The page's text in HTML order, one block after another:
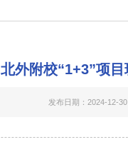
北外附校“1+3”项
发布日期：2024-12-30